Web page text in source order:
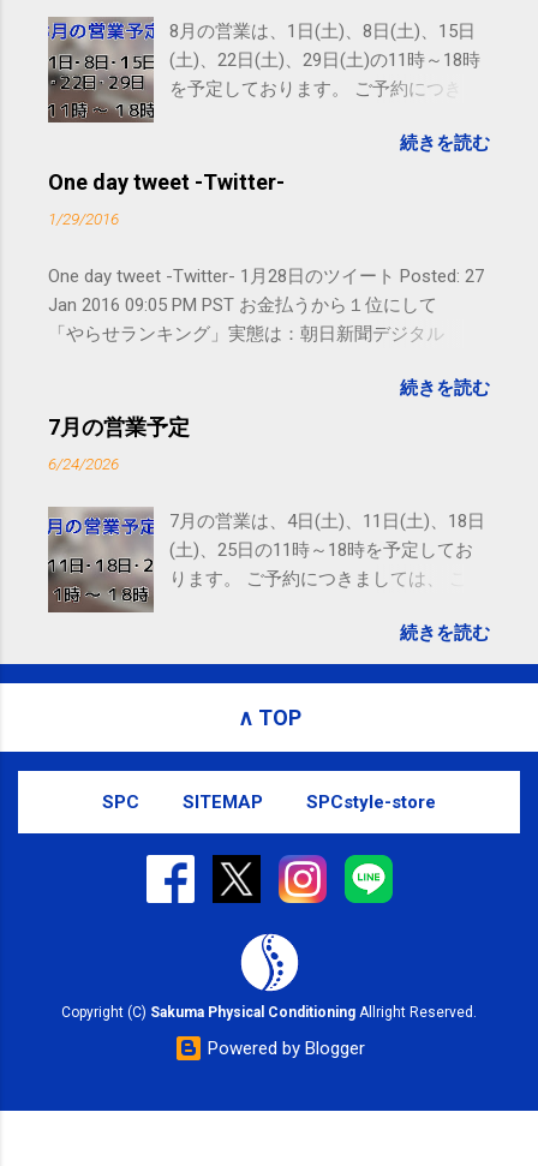
8月の営業は、1日(土)、8日(土)、15日
(土)、22日(土)、29日(土)の11時～18時
を予定しております。 ご予約につきま
す。 電話に出られないことがあります
ので、ご予約、お問い合わせは
続きを読む
One day tweet -Twitter-
1/29/2016
One day tweet -Twitter- 1月28日のツイート Posted: 27
Jan 2016 09:05 PM PST お金払うから１位にして
「やらせランキング」実態は：朝日新聞デジタル
to email updates from サクマフィジカルコンディショ
ニング(@SPCstyle) - Twilog . To stop receiving these
powered by Google Google Inc., 1600 Amphitheatre
Parkway, Mountain View, CA 94043, United States
続きを読む
7月の営業予定
6/24/2026
7月の営業は、4日(土)、11日(土)、18日
(土)、25日の11時～18時を予定してお
ります。 ご予約につきましては、 こち
れないことがありますので、ご予約、
お問い合わせはSMS（ショートメッセ
続きを読む
∧ TOP
SPC SITEMAP SPCstyle-store
Copyright (C) Sakuma Physical Conditioning Allright Reserved.
Powered by Blogger